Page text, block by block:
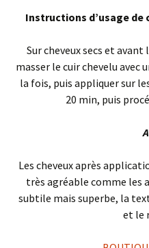
Instructions d’usage de
Sur cheveux secs et
masser le cuir chevelu
la fois, puis appliquer sur
20 min, puis
Les cheveux après
très agréable comme les
subtile mais superbe, la
et le